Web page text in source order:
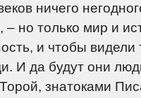
ничего
– но только мир и
и чтобы видели
И да будут они
знатоками